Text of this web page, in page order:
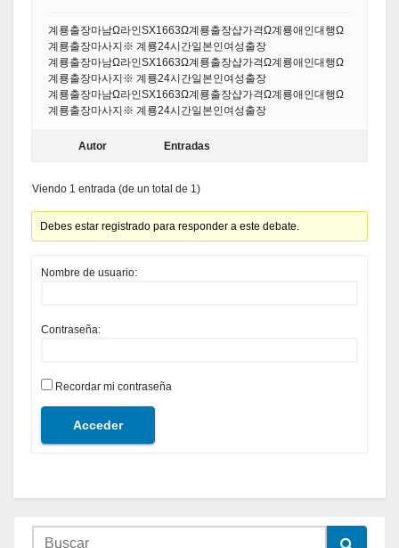
계룡출장마남Ω라인SX1663Ω계룡출장샵가격Ω계룡애인대행Ω
계룡출장마사지※ 계룡24시간일본인여성출장
계룡출장마남Ω라인SX1663Ω계룡출장샵가격Ω계룡애인대행Ω
계룡출장마사지※ 계룡24시간일본인여성출장
계룡출장마남Ω라인SX1663Ω계룡출장샵가격Ω계룡애인대행Ω
계룡출장마사지※ 계룡24시간일본인여성출장
Autor Entradas
Viendo 1 entrada (de un total de 1)
Debes estar registrado para responder a este debate.
Nombre de usuario:
Contraseña:
Recordar mi contraseña
Acceder